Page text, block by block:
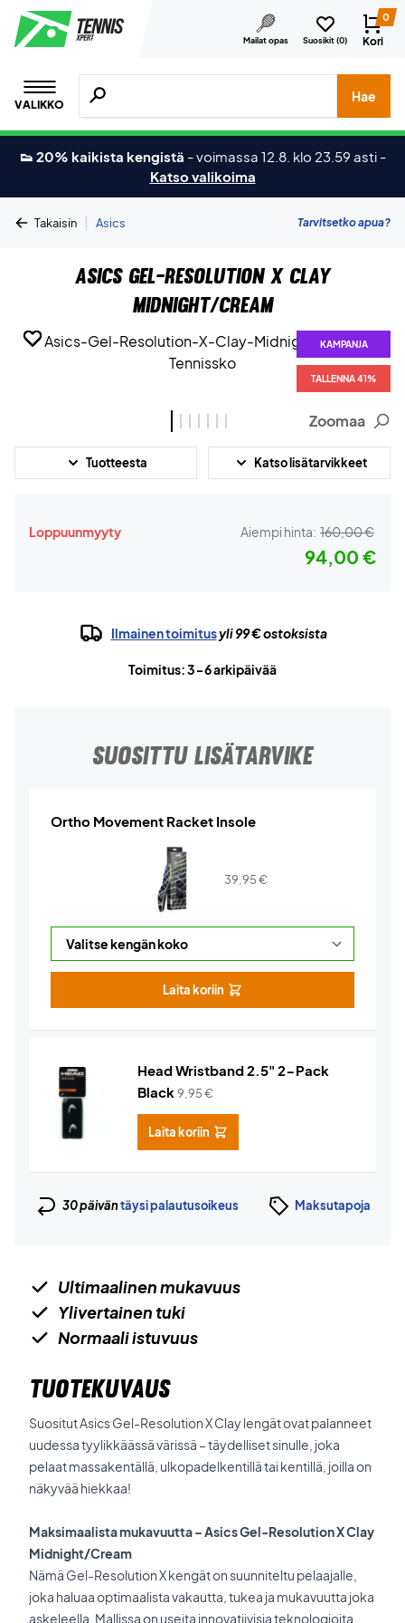
Mailat opas Suosikit (0)
0
Kori
VALIKKO
Hae tuotteita, merkkejä jne.
Hae
👟 20% kaikista kengistä -voimassa 12.8. klo 23.59 asti -
Katso valikoima
Takaisin | Asics Tarvitsetko apua?
Asics Gel-Resolution X Clay
Midnight/Cream
KAMPANJA
TALLENNA 41%
KAMPANJA
TALLENNA 41%
KAMPANJA
TALLENNA 41%
KAMPANJA
TALLENNA 41%
KAMPANJA
TALLENNA 41%
KAMPANJA
TALLENNA 41%
KAMPANJA
TALLENNA 41%
Zoomaa
Tuotteesta Katso lisätarvikkeet
Loppuunmyyty Aiempi hinta: 160,00 €
94,00 €
Ilmainen toimitusyli 99 € ostoksista
Toimitus: 3-6 arkipäivää
SUOSITTU LISÄTARVIKE
Ortho Movement Racket Insole
39,95€
Laita koriin
Head Wristband 2.5" 2-Pack
Black9,95€
Laita koriin
30 päiväntäysi palautusoikeus Maksutapoja
Ultimaalinen mukavuus
Ylivertainen tuki
Normaali istuvuus
TUOTEKUVAUS
Suositut Asics Gel-Resolution X Clay lengät ovat palanneet
uudessa tyylikkäässä värissä – täydelliset sinulle, joka
pelaat massakentällä, ulkopadelkentillä tai kentillä, joilla on
näkyvää hiekkaa!
Maksimaalista mukavuutta – Asics Gel-Resolution X Clay
Midnight/Cream
Nämä Gel-Resolution X kengät on suunniteltu pelaajalle,
joka haluaa optimaalista vakautta, tukea ja mukavuutta joka
askeleella. Mallissa on useita innovatiivisia teknologioita,